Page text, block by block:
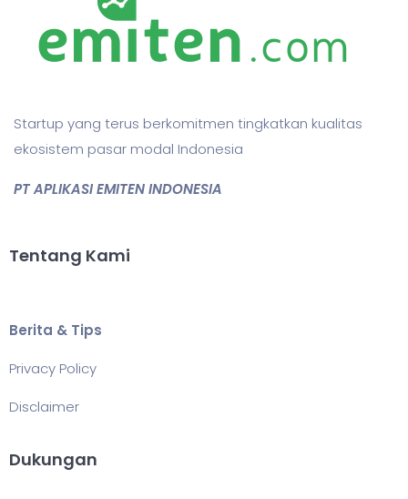
Startup yang terus berkomitmen tingkatkan kualitas
ekosistem pasar modal Indonesia
PT APLIKASI EMITEN INDONESIA
Tentang Kami
Berita & Tips
Privacy Policy
Disclaimer
Dukungan